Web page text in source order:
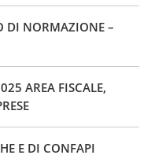
DI NORMAZIONE –
AREA FISCALE,
E DI CONFAPI